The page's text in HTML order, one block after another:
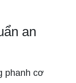
an
phanh cơ